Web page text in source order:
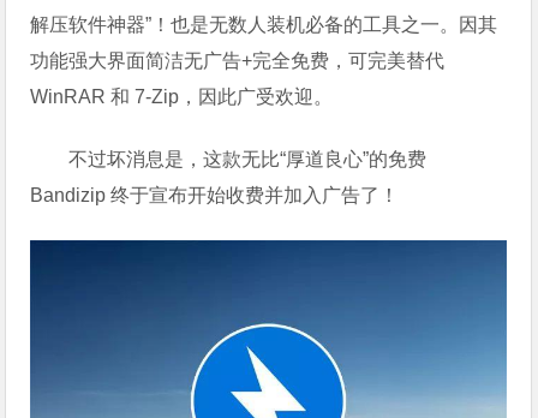
解压软件神器”！也是无数人装机必备的工具之一。因其
功能强大界面简洁无广告+完全免费，可完美替代
WinRAR 和 7-Zip，因此广受欢迎。
不过坏消息是，这款无比“厚道良心”的免费
Bandizip 终于宣布开始收费并加入广告了！